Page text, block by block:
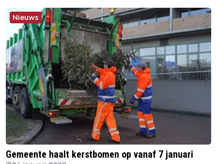
Nieuws
Gemeente haalt kerstbomen op vanaf 7 januari